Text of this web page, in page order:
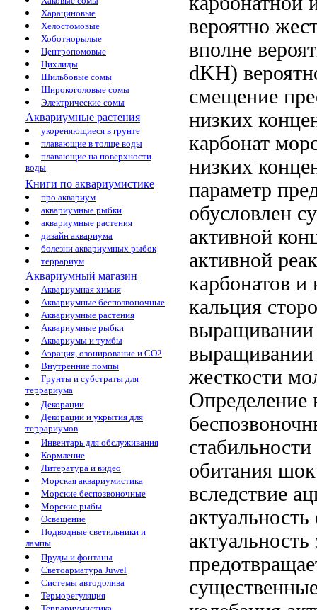
Харациновые
Хелостомовые
Хоботнорылые
Центропомовые
Цихлиды
Шильбовые сомы
Широкоголовые сомы
Электрические сомы
Аквариумные растения
укореняющиеся в грунте
плавающие в толще воды
плавающие на поверхности
воды
Книги по аквариумистике
про аквариум
аквариумные рыбки
аквариумные растения
дизайн аквариума
болезни аквариумных рыбок
террариум
Аквариумный магазин
Аквариумная химия
Аквариумные беспозвоночные
Аквариумные растения
Аквариумные рыбки
Аквариумы и тумбы
Аэрация, озонирование и CO2
Внутренние помпы
Грунты и субстраты для
террариума
Декорации
Декорации и укрытия для
террариумов
Инвентарь для обслуживания
Кормление
Литература и видео
Морская аквариумистика
Морские беспозвоночные
Морские рыбы
Освещение
Подводные светильники и
лампы
Пруды и фонтаны
Светоарматура Juwel
Системы автодолива
Терморегуляция
вероятно
вполне
dKH)
смещение
низких
карбонат
низких
параметр
обусловлен
активной
активной
карбонатов и
кальция
жесткости
Определение
стабильности
обитания шок
вследствие
актуальность